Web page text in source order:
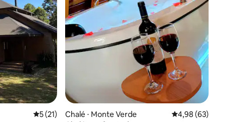
5 de uma avaliação média de 5, 21 avaliações
5 (21)
Chalé ⋅ Monte Verde 4,98 de uma
4,98 (63)